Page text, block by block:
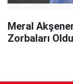
Meral
Zorbaları